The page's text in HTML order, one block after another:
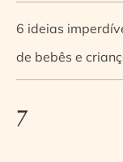
6 ideias
de bebês e
7